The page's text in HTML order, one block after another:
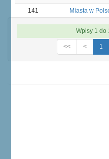
141
Miasta w
Wpisy 1 do
<< < 1